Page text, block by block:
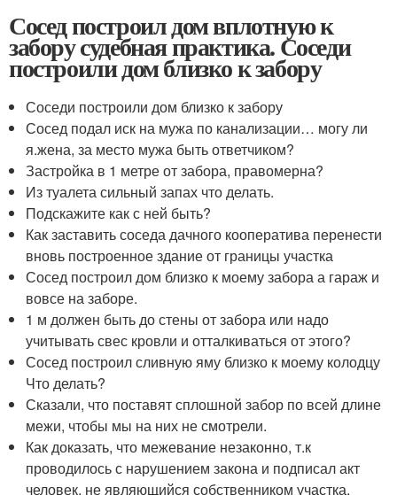
Сосед построил дом вплотную к
забору судебная практика. Соседи
построили дом близко к забору
Соседи построили дом близко к забору
Сосед подал иск на мужа по канализации… могу ли
я.жена, за место мужа быть ответчиком?
Застройка в 1 метре от забора, правомерна?
Из туалета сильный запах что делать.
Подскажите как с ней быть?
Как заставить соседа дачного кооператива перенести
вновь построенное здание от границы участка
Сосед построил дом близко к моему забора а гараж и
вовсе на заборе.
1 м должен быть до стены от забора или надо
учитывать свес кровли и отталкиваться от этого?
Сосед построил сливную яму близко к моему колодцу
Что делать?
Сказали, что поставят сплошной забор по всей длине
межи, чтобы мы на них не смотрели.
Как доказать, что межевание незаконно, т.к
проводилось с нарушением закона и подписал акт
человек, не являющийся собственником участка.